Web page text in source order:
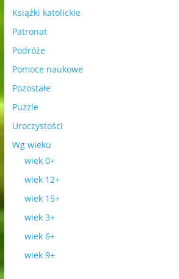
Książki katolickie
Patronat
Podróże
Pomoce naukowe
Pozostałe
Puzzle
Uroczystości
Wg wieku
wiek 0+
wiek 12+
wiek 15+
wiek 3+
wiek 6+
wiek 9+